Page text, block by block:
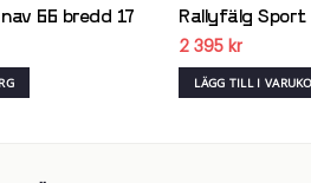
wishlist
66 bredd 17 Rallyfälg Sport
2 395 kr
LÄGG TILL I